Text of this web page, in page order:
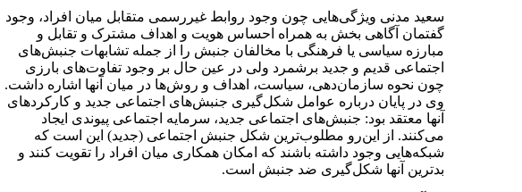
سعید مدنی ویژگی‌هایی چون وجود روابط غیررسمی متقابل میان افراد، وجود
گفتمان آگاهی بخش به همراه احساس هویت و اهداف مشترک و تقابل و
مبارزه سیاسی یا فرهنگی با مخالفان جنبش را از جمله تشابهات جنبش‌های
اجتماعی قدیم و جدید برشمرد ولی در عین حال بر وجود تفاوت‌های بارزی
چون نحوه سازمان‌دهی، سیاست، اهداف و روش‌ها در میان آنها اشاره داشت.
وی در پایان درباره عوامل شکل‌گیری جنبش‌های اجتماعی جدید و کارکردهای
آنها معتقد بود: جنبش‌های اجتماعی جدید، سرمایه اجتماعی پیوندی ایجاد
می‌کنند. از این‌رو مطلوب‌ترین شکل جنبش اجتماعی (جدید) این است که
شبکه‌هایی وجود داشته باشند که امکان همکاری میان افراد را تقویت کنند و
بدترین آنها شکل‌گیری ضد جنبش است.